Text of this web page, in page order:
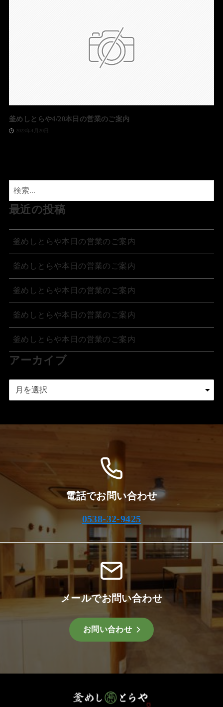
釜めしとらや4/20本日の営業のご案内
2023年4月20日
最近の投稿
釜めしとらや本日の営業のご案内
釜めしとらや本日の営業のご案内
釜めしとらや本日の営業のご案内
釜めしとらや本日の営業のご案内
釜めしとらや本日の営業のご案内
アーカイブ
電話でお問い合わせ
0538-32-9425
メールでお問い合わせ
お問い合わせ